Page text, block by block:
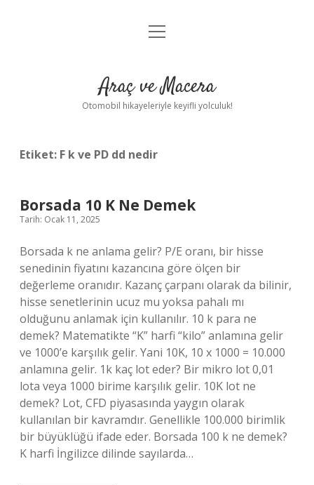
Anasayfa
Yasal Uyarı
menüyü
Araç ve Macera
Otomobil hikayeleriyle keyifli yolculuk!
Etiket: F k ve PD dd nedir
Borsada 10 K Ne Demek
Tarih: Ocak 11, 2025
Borsada k ne anlama gelir? P/E oranı, bir hisse
senedinin fiyatını kazancına göre ölçen bir
değerleme oranıdır. Kazanç çarpanı olarak da bilinir,
hisse senetlerinin ucuz mu yoksa pahalı mı
olduğunu anlamak için kullanılır. 10 k para ne
demek? Matematikte “K” harfi “kilo” anlamına gelir
ve 1000’e karşılık gelir. Yani 10K, 10 x 1000 = 10.000
anlamına gelir. 1k kaç lot eder? Bir mikro lot 0,01
lota veya 1000 birime karşılık gelir. 10K lot ne
demek? Lot, CFD piyasasında yaygın olarak
kullanılan bir kavramdır. Genellikle 100.000 birimlik
bir büyüklüğü ifade eder. Borsada 100 k ne demek?
K harfi İngilizce dilinde sayılarda…